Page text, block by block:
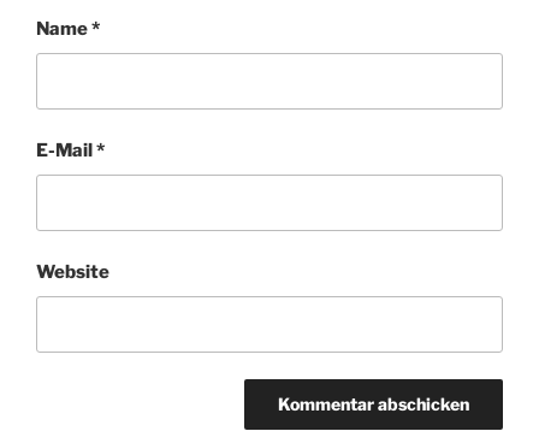
Name*
E-Mail*
Website